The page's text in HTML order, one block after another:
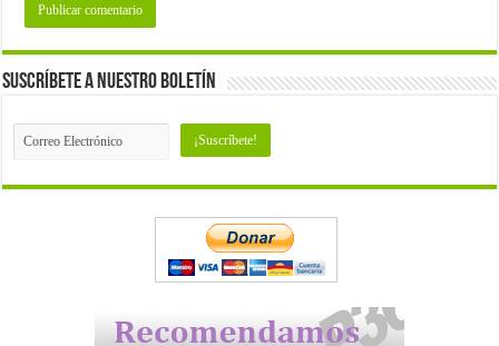
Suscríbete a nuestro Boletín